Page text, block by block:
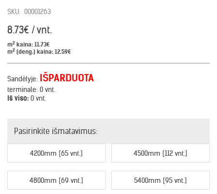
SKU: 00001263
8.73€ / vnt.
m2 kaina: 11.73€
m2 (deng.) kaina: 12.59€
Sandėlyje: IŠPARDUOTA
terminale: 0 vnt.
Iš viso: 0 vnt.
Pasirinkite išmatavimus:
4200mm [65 vnt.] 4500mm [112 vnt.]
4800mm [69 vnt.] 5400mm [95 vnt.]